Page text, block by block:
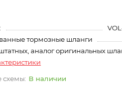
тормозные шланги
аналог оригинальных
В наличии